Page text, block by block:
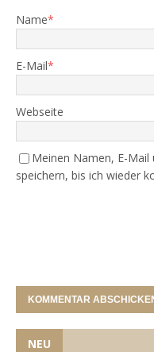
Name*
E-Mail*
Webseite
Meinen Namen, E-
speichern, bis ich wieder
NEU